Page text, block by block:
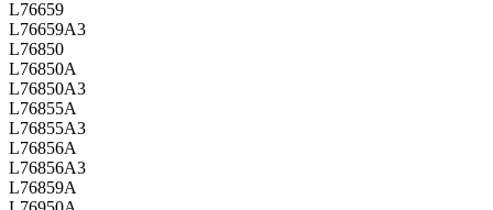
L76659
L76659A3
L76850
L76850A
L76850A3
L76855A
L76855A3
L76856A
L76856A3
L76859A